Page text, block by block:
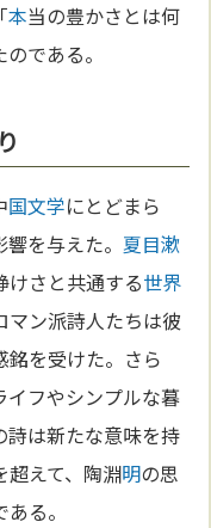
本当の豊かさとは何
である。
国文学にとどまら
を与えた。 夏目漱
けさと共通する世界
マン派詩人たちは彼
銘を受けた。さら
イフやシンプルな暮
詩は新たな意味を持
超えて、陶淵明の思
る。